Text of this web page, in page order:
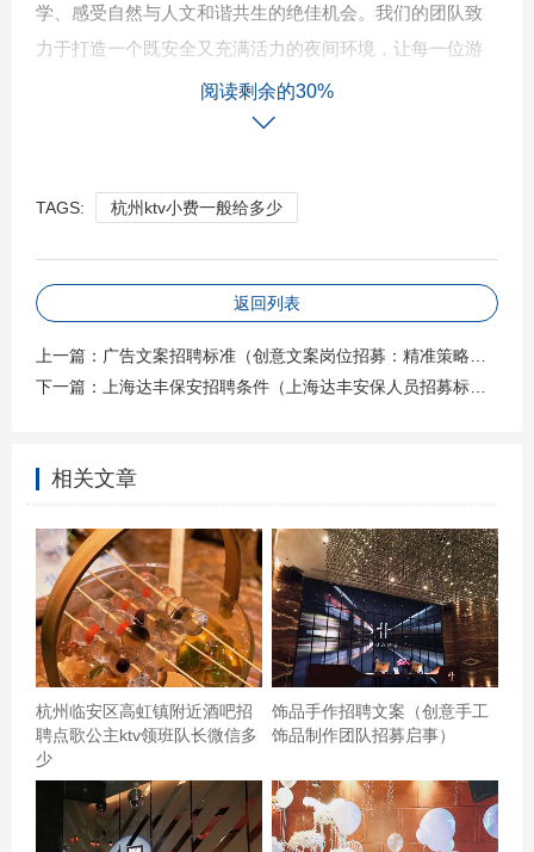
学、感受自然与人文和谐共生的绝佳机会。我们的团队致
力于打造一个既安全又充满活力的夜间环境，让每一位游
客都能在这里找到属于自己的快乐。 **多元岗位，任你挑
选** 从**安保人员**到**服务生**，从**活动策划**到**创意
发展还是想要体验不一样的夜晚生活，这里都有你施展才
华的舞台。我们鼓励创新思维与团队合作，相信每一位成
员都能在这里找到属于自己的位置。 **灵活时间，平衡生
活** 夜班工作虽有其独特之处，但我们也深知平衡工作与
保您能在享受工作的同时，也能充分休息，保持最佳状
感受到家的温暖。 **【案例分享：星光下的成长】** 张先
学习，如今已晋升为夜间运营主管。他的故事告诉我们，
在这里，每一个努力都被看见，每一次成长都值得庆祝。
张先生利用夜班时间深入研究顾客心理与安全管理策略，
最终不仅提升了自己的专业技能，还带领团队实现了服务
质量的飞跃。 **【加入我们，开启你的沙滩之夜】** 如果
您渴望在夜晚绽放光彩，如果您愿意与我们一起探索未知
的可能，那么请不要犹豫，点击下方链接或扫描二维码，
立即申请加入我们。让我们携手在沙滩的每一个夜晚，共
同书写属于我们的精彩篇章。在这里，您不仅是工作的参
阅读剩余的30%
TAGS: 杭州ktv小费一般给多少
返回列表
上一篇： 广告文案招聘标准（创意文案岗位招募：精准策略与创意表达的双重标准）
下一篇：
上海达丰保安招聘条件（上海达丰安保人员招募标准）
相关文章
杭州临安区高虹镇附近酒吧招
聘点歌公主ktv领班队长微信多
少
饰品手作招聘文案（创意手工
饰品制作团队招募启事）